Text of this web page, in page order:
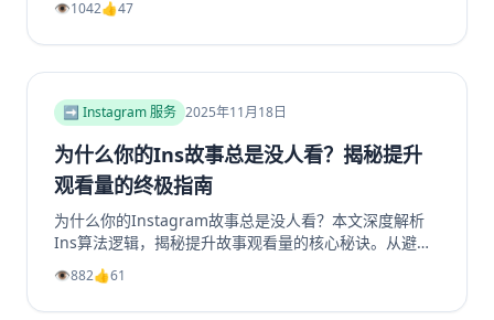
流、创造高价值内容，再到策划专属活动，我们提供一步
步的实操指南。学习如何将精准用户转化为活跃成员，彻
Facebook群组重现生机与活力。立即阅读，开启您的社
群繁荣之路！
👁️1042👍47
➡️ Instagram 服务 2025年11月18日
为什么你的Ins故事总是没人看？揭秘提升
观看量的终极指南
为什么你的Instagram故事总是没人看？本文深度解析
Ins算法逻辑，揭秘提升故事观看量的核心秘诀。从避免
内容陷阱、善用投票问答等互动工具，到优化发布时机、
利用精选故事功能，我们提供一套完整的实战指南。学习
如何创作吸引眼球的开场、提供娱乐或教育价值，并有效
👁️882👍61